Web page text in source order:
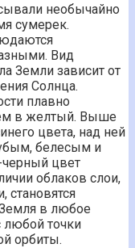
необычайно
сумерек.
Вид
Земли зависит от
Солнца.
плавно
в желтый. Выше
цвета, над ней
белесым и
черный цвет
облаков слои,
становятся
в любое
любой точки
орбиты.